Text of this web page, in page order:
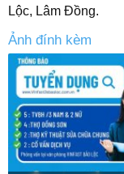
Lộc, Lâm Đồng.
Ảnh đính kèm